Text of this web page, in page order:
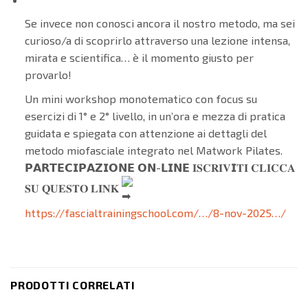
Se invece non conosci ancora il nostro metodo, ma sei
curioso/a di scoprirlo attraverso una lezione intensa,
mirata e scientifica… è il momento giusto per
provarlo!
Un mini workshop monotematico con focus su
esercizi di 1° e 2° livello, in un’ora e mezza di pratica
guidata e spiegata con attenzione ai dettagli del
metodo miofasciale integrato nel Matwork Pilates.
𝗣𝗔𝗥𝗧𝗘𝗖𝗜𝗣𝗔𝗭𝗜𝗢𝗡𝗘 𝗢𝗡-𝗟𝗜𝗡𝗘 𝐈𝐒𝐂𝐑𝐈𝐕𝗜𝐓𝐈 𝐂𝐋𝐈𝐂𝐂𝐀
𝐒𝐔 𝐐𝐔𝐄𝐒𝐓𝐎 𝐋𝐈𝐍𝐊
https://fascialtrainingschool.com/…/8-nov-2025…/
PRODOTTI CORRELATI